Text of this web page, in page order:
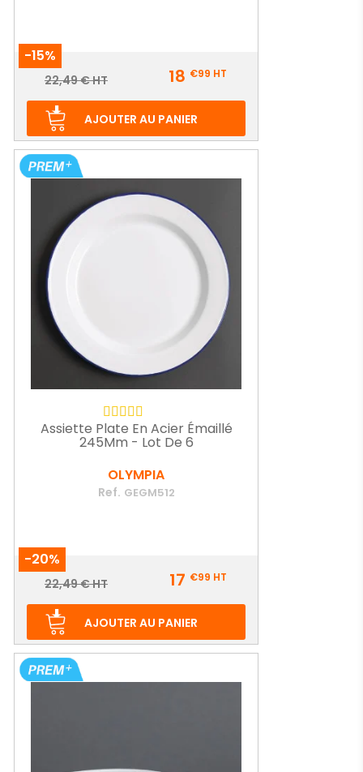
-15%
Prix
Prix
base
22,49 € HT 18 €99 HT
AJOUTER AU PANIER
Assiette Plate En Acier Émaillé
245Mm - Lot De 6
OLYMPIA
Ref. GEGM512
-20%
Prix
Prix
base
22,49 € HT 17 €99 HT
AJOUTER AU PANIER